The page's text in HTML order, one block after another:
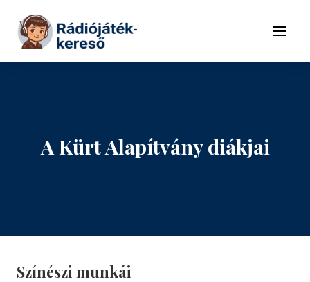
Tovább a tartalomhoz
Menü
A Kürt Alapítvány diákjai
Színészi munkái